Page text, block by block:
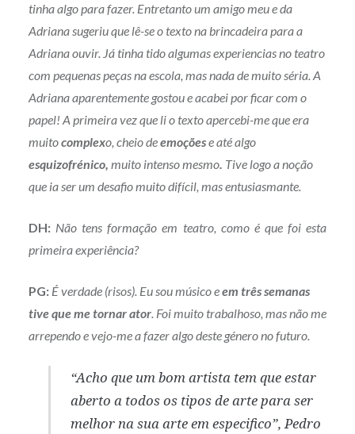
tinha algo para fazer. Entretanto um amigo meu e da
Adriana sugeriu que lê-se o texto na brincadeira para a
Adriana ouvir. Já tinha tido algumas experiencias no teatro
com pequenas peças na escola, mas nada de muito séria. A
Adriana aparentemente gostou e acabei por ficar com o
papel! A primeira vez que li o texto apercebi-me que era
muitocomplexo, cheio deemoçõese até algo
esquizofrénico, muito intenso mesmo. Tive logo a noção
que ia ser um desafio muito difícil, mas entusiasmante.
DH:Não tens formação em teatro, como é que foi esta
primeira experiência?
PG: É verdade (risos). Eu sou músico eem três semanas
tive que me tornar ator. Foi muito trabalhoso, mas não me
arrependo e vejo-me a fazer algo deste género no futuro.
“Acho que um bom artista tem que estar
aberto a todos os tipos de arte para ser
melhor na sua arte em especifico”, Pedro